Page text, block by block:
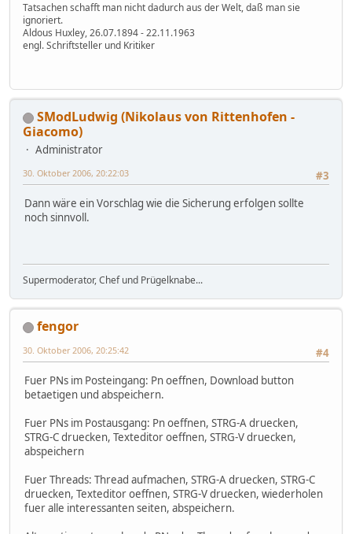
Tatsachen schafft man nicht dadurch aus der Welt, daß man sie
ignoriert.
Aldous Huxley, 26.07.1894 - 22.11.1963
engl. Schriftsteller und Kritiker
SModLudwig (Nikolaus von Rittenhofen -
Giacomo)
Administrator
#3
30. Oktober 2006, 20:22:03
Dann wäre ein Vorschlag wie die Sicherung erfolgen sollte
noch sinnvoll.
Supermoderator, Chef und Prügelknabe...
fengor
#4
30. Oktober 2006, 20:25:42
Fuer PNs im Posteingang: Pn oeffnen, Download button
betaetigen und abspeichern.
Fuer PNs im Postausgang: Pn oeffnen, STRG-A druecken,
STRG-C druecken, Texteditor oeffnen, STRG-V druecken,
abspeichern
Fuer Threads: Thread aufmachen, STRG-A druecken, STRG-C
druecken, Texteditor oeffnen, STRG-V druecken, wiederholen
fuer alle interessanten seiten, abspeichern.